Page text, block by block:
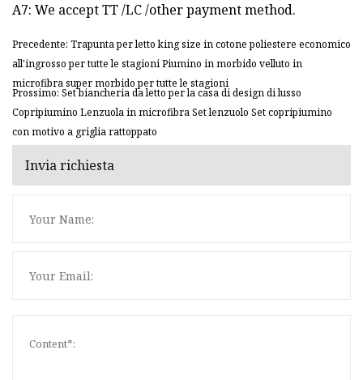
A7: We accept TT /LC /other payment method.
Precedente: Trapunta per letto king size in cotone poliestere economico
all'ingrosso per tutte le stagioni Piumino in morbido velluto in
microfibra super morbido per tutte le stagioni
Prossimo: Set biancheria da letto per la casa di design di lusso
Copripiumino Lenzuola in microfibra Set lenzuolo Set copripiumino
con motivo a griglia rattoppato
Invia richiesta